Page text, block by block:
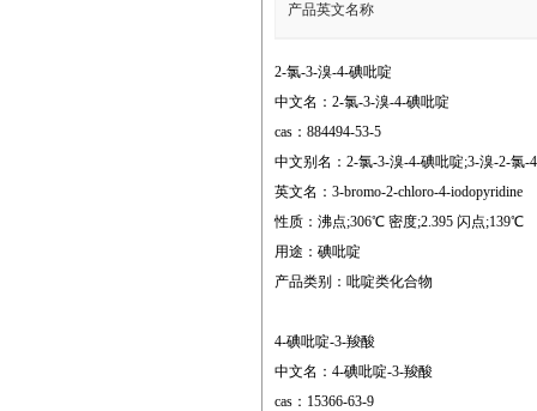
产品英文名称
2-氯-3-溴-4-碘吡啶
中文名：2-氯-3-溴-4-碘吡啶
cas：884494-53-5
中文别名：2-氯-3-溴-4-碘吡啶;3-溴-2-氯-
英文名：3-bromo-2-chloro-4-iodopyridine
性质：沸点;306℃ 密度;2.395 闪点;139℃
用途：碘吡啶
产品类别：吡啶类化合物
4-碘吡啶-3-羧酸
中文名：4-碘吡啶-3-羧酸
cas：15366-63-9